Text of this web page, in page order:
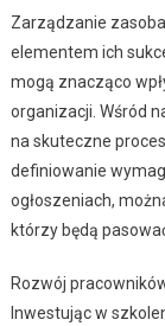
Zarządzanie
elementem ich
mogą znacząco
organizacji. Wśród
na skuteczne
definiowanie
ogłoszeniach,
którzy będą
Rozwój
Inwestując w